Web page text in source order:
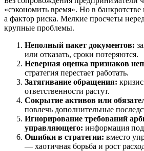
«сэкономить время». Но в
а фактор риска. Мелкие просчеты
крупные проблемы.
Неполный пакет документов:
или отказать, сроки потеряются.
Неверная оценка признаков
стратегия перестает работать.
Затягивание обращения:
ответственности растут.
Сокрытие активов или
повлечь дополнительные
Игнорирование требований
управляющего: информация
Ошибки в стратегии: вместо
— хаотичная борьба и рост